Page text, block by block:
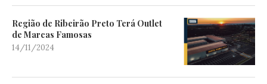
Região de Ribeirão Preto Terá Outlet
de Marcas Famosas
14/11/2024